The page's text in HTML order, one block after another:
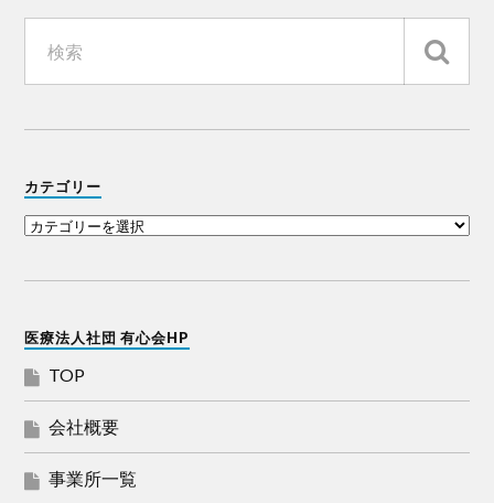
カテゴリー
医療法人社団 有心会HP
TOP
会社概要
事業所一覧